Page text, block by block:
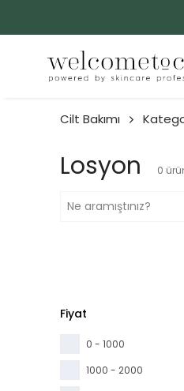
Cilt Bakımı
Losyon 0
Fiyat
0 - 1000
1000 - 2000